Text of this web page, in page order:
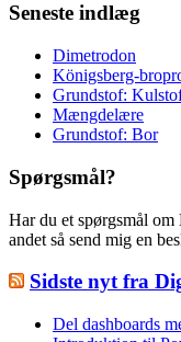
Seneste indlæg
Dimetrodon
Königsberg-
Grundstof:
Mængdelære
Grundstof: Bor
Spørgsmål?
Har du et spørgsmål
andet så send mig en
Sidste nyt fra
Del dashboards